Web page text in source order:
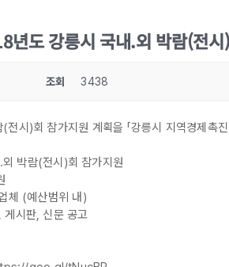
년도 강릉시 국내.외 박람(전
조회 3438
시)회 참가지원 계획을 「강릉시 지역경제촉
박람(전시)회 참가지원
체 (예산범위 내)
시판, 신문 공고